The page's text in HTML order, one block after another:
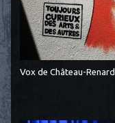
Vox de Château-Renard